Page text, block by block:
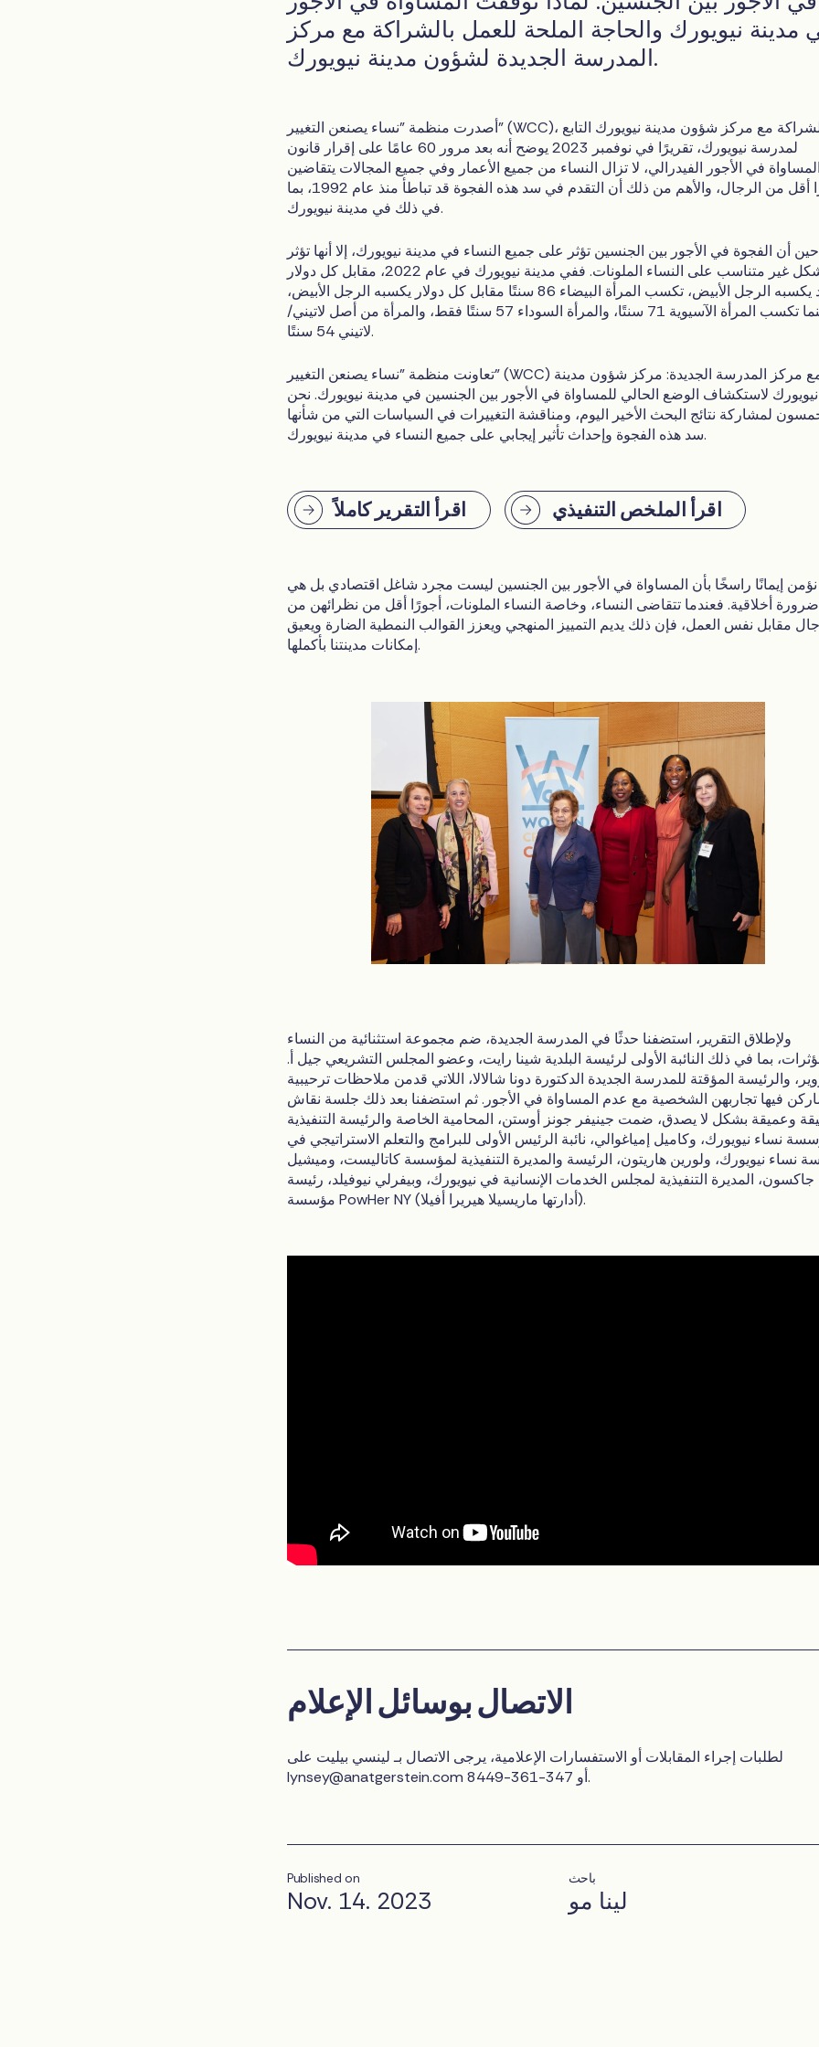
مدينة نيويورك والحاجة الملحة للعمل بالشراكة مع مركز
المدرسة الجديدة لشؤون مدينة نيويورك.
أصدرت منظمة "نساء يصنعن التغيير" (WCC)، بالشراكة مع مركز شؤون مدينة نيويورك التابع
لمدرسة نيويورك، تقريرًا في نوفمبر 2023 يوضح أنه بعد مرور 60 عامًا على إقرار قانون
المساواة في الأجور الفيدرالي، لا تزال النساء من جميع الأعمار وفي جميع المجالات يتقاضين
أجورًا أقل من الرجال، والأهم من ذلك أن التقدم في سد هذه الفجوة قد تباطأ منذ عام 1992، بما
في ذلك في مدينة نيويورك.
أن الفجوة في الأجور بين الجنسين تؤثر على جميع النساء في مدينة نيويورك، إلا أنها تؤثر
بشكل غير متناسب على النساء الملونات. ففي مدينة نيويورك في عام 2022، مقابل كل دولار
واحد يكسبه الرجل الأبيض، تكسب المرأة البيضاء 86 سنتًا مقابل كل دولار يكسبه الرجل الأبيض،
بينما تكسب المرأة الآسيوية 71 سنتًا، والمرأة السوداء 57 سنتًا فقط، والمرأة من أصل لاتيني/
لاتيني 54 سنتًا.
تعاونت منظمة "نساء يصنعن التغيير" (WCC) مع مركز المدرسة الجديدة: مركز شؤون مدينة
نيويورك لاستكشاف الوضع الحالي للمساواة في الأجور بين الجنسين في مدينة نيويورك. نحن
لمشاركة نتائج البحث الأخير اليوم، ومناقشة التغييرات في السياسات التي من شأنها
سد هذه الفجوة وإحداث تأثير إيجابي على جميع النساء في مدينة نيويورك.
اقرأ التقرير كاملاً اقرأ الملخص التنفيذي
إيمانًا راسخًا بأن المساواة في الأجور بين الجنسين ليست مجرد شاغل اقتصادي بل هي
ضرورة أخلاقية. فعندما تتقاضى النساء، وخاصة النساء الملونات، أجورًا أقل من نظرائهن من
مقابل نفس العمل، فإن ذلك يديم التمييز المنهجي ويعزز القوالب النمطية الضارة ويعيق
إمكانات مدينتنا بأكملها.
ولإطلاق التقرير، استضفنا حدثًا في المدرسة الجديدة، ضم مجموعة استثنائية من النساء
بما في ذلك النائبة الأولى لرئيسة البلدية شينا رايت، وعضو المجلس التشريعي جيل أ.
والرئيسة المؤقتة للمدرسة الجديدة الدكتورة دونا شالالا، اللاتي قدمن ملاحظات ترحيبية
فيها تجاربهن الشخصية مع عدم المساواة في الأجور. ثم استضفنا بعد ذلك جلسة نقاش
وعميقة بشكل لا يصدق، ضمت جينيفر جونز أوستن، المحامية الخاصة والرئيسة التنفيذية
نساء نيويورك، وكاميل إمياغوالي، نائبة الرئيس الأولى للبرامج والتعلم الاستراتيجي في
نساء نيويورك، ولورين هاريتون، الرئيسة والمديرة التنفيذية لمؤسسة كاتاليست، وميشيل
جاكسون، المديرة التنفيذية لمجلس الخدمات الإنسانية في نيويورك، وبيفرلي نيوفيلد، رئيسة
مؤسسة PowHer NY (أدارتها ماريسيلا هيريرا أفيلا).
الاتصال بوسائل الإعلام
لطلبات إجراء المقابلات أو الاستفسارات الإعلامية، يرجى الاتصال بـ لينسي بيليت على
lynsey@anatgerstein.com
أو 347-361-8449.
Published on
Nov. 14. 2023
باحث
لينا مو